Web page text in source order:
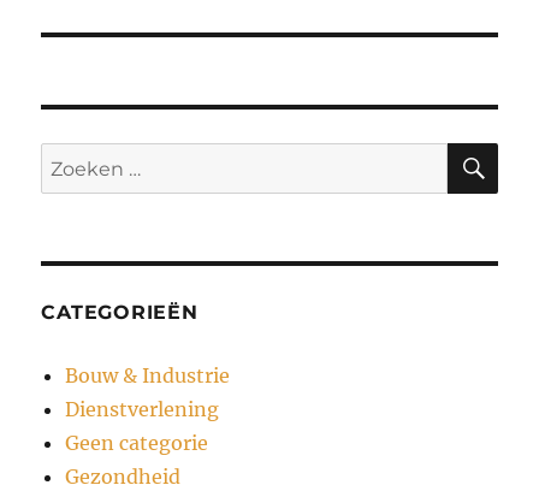
Zoeken
naar:
CATEGORIEËN
Bouw & Industrie
Dienstverlening
Geen categorie
Gezondheid